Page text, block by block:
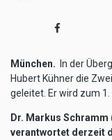
München. In der
Hubert Kühner die
geleitet. Er wird zum
Dr. Markus Schramm
verantwortet derzeit